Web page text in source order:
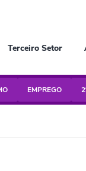
Terceiro Setor
EMPREGO